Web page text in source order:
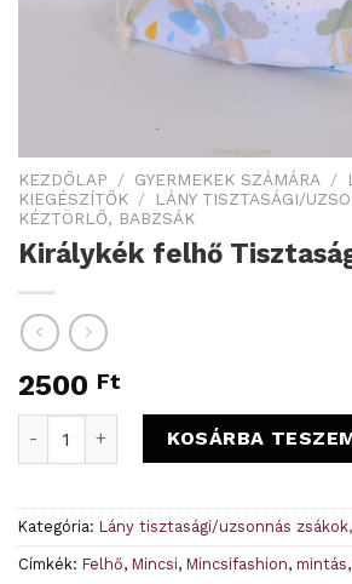
KEZDŐLAP / GYERMEKEK SZÁMÁRA /
KIEGÉSZÍTŐK /
LÁNY TISZTASÁGI/
KÉZTÖRLŐ, BABZSÁK
Királykék felhő
2500 Ft
Királykék felhő Tisztasági zsák
KOSÁRBA
Kategória: Lány tisztasági/uzsonnás
Címkék: Felhő, Mincsi, Mincsifashion, mintás,